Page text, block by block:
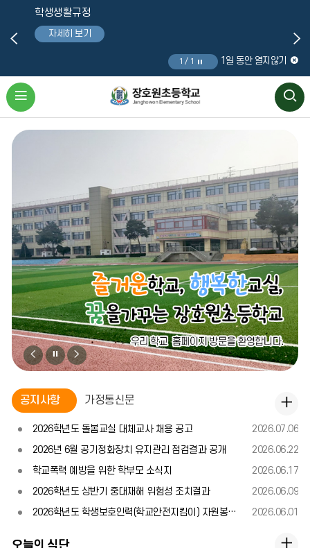
팝업 목록
학생생활규정
자세히 보기
1 / 1 1일 동안 열지않기
비
주
얼
이
전
비
주
얼
정
지
비
주
얼
다
음
공
지
사
항
공지사항 가정통신문
2026학년도 돌봄교실 대체교사 채용 공고
2026.07.06
2026년 6월 공기정화장치 유지관리 점검결과 공개
2026.06.22
학교폭력 예방을 위한 학부모 소식지
2026.06.17
2026학년도 상반기 중대재해 위험성 조치결과
2026.06.09
2026학년도 학생보호인력(학교안전지킴이) 자원봉사자 모집 공고(2차)
2026.06.01
지
사
항
더
보